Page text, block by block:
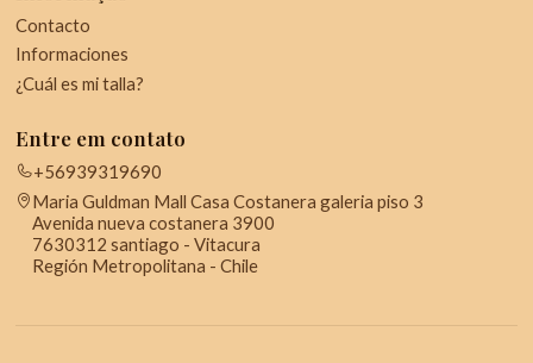
Contacto
Informaciones
¿Cuál es mi talla?
Entre em contato
+56939319690
Maria Guldman Mall Casa Costanera galeria piso 3
Avenida nueva costanera 3900
7630312 santiago - Vitacura
Región Metropolitana - Chile